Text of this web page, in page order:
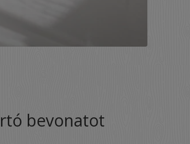
bevonatot